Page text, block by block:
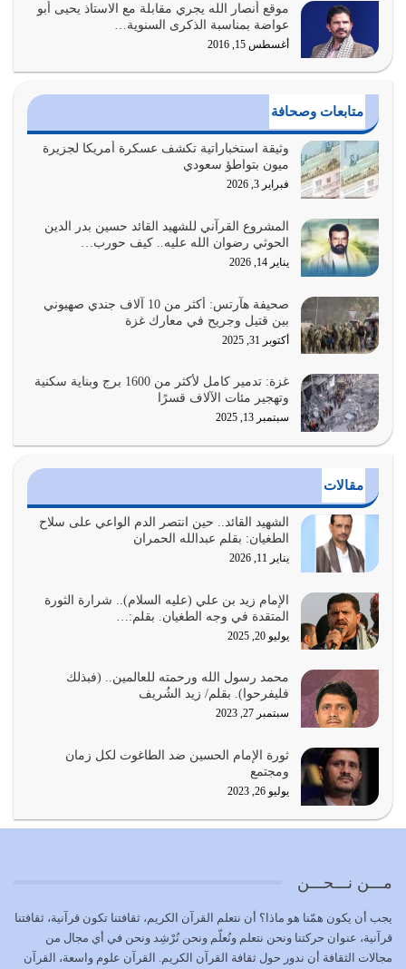
وعد الله تعالى من يُقتل في سبيله بالحياة الأبدية والرزق
والاستبشار والنجاة والخلود في…
يوليو 29, 2026
القرآن الكريم هو أهم مصدر لمعرفة رسول الله معرفة سيرته
معرفة شخصيته معرفة عظمته
يوليو 28, 2026
هل نحن من الصالحين؟ قيِّم نفسك هنا اترك القرآن على أصله
وأعرض نفسك، وأعرض ما لديك على…
يوليو 27, 2026
عندما يكون عدوك هو عدو الله معناه أن تكون نقاط الضعف
فيه كثيرة وسينصرك الله عليه إذا…
يوليو 26, 2026
أراد الله لهذه الأمة ان تكون خير امة أخرجت للناس بالنهوض
بالأمر بالمعروف والنهي عن…
يوليو 25, 2026
الدين الذي شرعه الله لا يجوز أن يخضع لآرائنا وأهوائنا
أي أمة تتفرق في الدين وتتفرق في كيانها معناه أنها أصبحت
أمة عاجزة عن النهوض…
يوليو 23, 2026
بحبل الله جميعاً وليس كل…
يوليو 22, 2026
يشاء ويذل من يشاء
يوليو 21, 2026
كل زمان…
يوليو 19, 2026
الوظيفة عبارة عن مسؤولية يجب النهوض بها كما ينبغي لكي
وَالْمُنْفِقِينَ…
يوليو 17, 2026
موقع أنصار الله يجري مقابلة مع الاستاذ يحيى أبو
عواضة بمناسبة الذكرى السنوية…
أغسطس 15, 2016
متابعات وصحافة
وثيقة استخباراتية تكشف عسكرة أمريكا لجزيرة
ميون بتواطؤ سعودي
فبراير 3, 2026
المشروع القرآني للشهيد القائد حسين بدر الدين
الحوثي رضوان الله عليه.. كيف حورب…
يناير 14, 2026
صحيفة هآرتس: أكثر من 10 آلاف جندي صهيوني
بين قتيل وجريح في معارك غزة
أكتوبر 31, 2025
غزة: تدمير كامل لأكثر من 1600 برج وبناية سكنية
وتهجير مئات الآلاف قسرًا
سبتمبر 13, 2025
مقالات
الشهيد القائد.. حين انتصر الدم الواعي على سلاح
الطغيان: بقلم عبدالله الحمران
يناير 11, 2026
الإمام زيد بن علي (عليه السلام).. شرارة الثورة
المتقدة في وجه الطغيان. بقلم:…
يوليو 20, 2025
محمد رسول الله ورحمته للعالمين.. (فبذلك
فليفرحوا). بقلم/ زيد الشُريف
سبتمبر 27, 2023
ثورة الإمام الحسين ضد الطاغوت لكل زمان
ومجتمع
يوليو 26, 2023
مـــن نـــحـــن
يجب أن يكون همّنا هو ماذا؟ أن نتعلم القرآن الكريم، ثقافتنا تكون قرآنية، ثقافتنا
قرآنية، عنوان حركتنا ونحن نتعلم ونُعلّم ونحن نُرْشِد ونحن في أي مجال من
مجالات الثقافة أن ندور حول ثقافة القرآن الكريم. القرآن علوم واسعة، القرآن